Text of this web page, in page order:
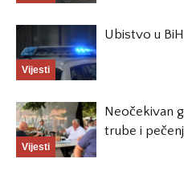
Vijesti
Ubistvo u
Vijesti
Neočekivan
trube i